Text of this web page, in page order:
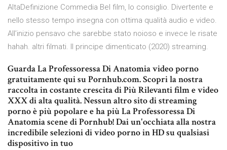
AltaDefinizione Commedia Bel film, lo consiglio. Divertente e
nello stesso tempo insegna con ottima qualità audio e video.
All’inizio pensavo che sarebbe stato noioso e invece le risate
hahah. altri filmati. Il principe dimenticato (2020) streaming.
Guarda La Professoressa Di Anatomia video porno
gratuitamente qui su Pornhub.com. Scopri la nostra
raccolta in costante crescita di Più Rilevanti film e video
XXX di alta qualità. Nessun altro sito di streaming
porno è più popolare e ha più La Professoressa Di
Anatomia scene di Pornhub! Dai un'occhiata alla nostra
incredibile selezioni di video porno in HD su qualsiasi
dispositivo in tuo